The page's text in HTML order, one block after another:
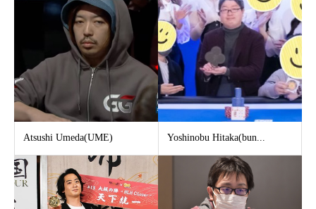
Atsushi Umeda(UME) Yoshinobu Hitaka(bun...